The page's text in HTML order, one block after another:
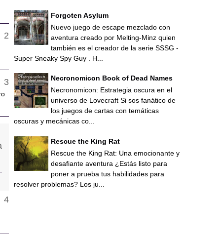
Forgoten Asylum
Nuevo juego de escape mezclado con
aventura creado por Melting-Minz quien
también es el creador de la serie SSSG -
Super Sneaky Spy Guy . H...
Necronomicon Book of Dead Names
Necronomicon: Estrategia oscura en el
universo de Lovecraft Si sos fanático de
los juegos de cartas con temáticas
oscuras y mecánicas co...
Rescue the King Rat
Rescue the King Rat: Una emocionante y
desafiante aventura ¿Estás listo para
poner a prueba tus habilidades para
resolver problemas? Los ju...